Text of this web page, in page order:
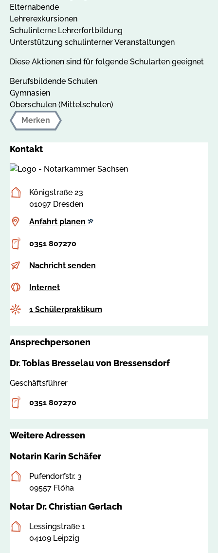
Elternabende
Lehrerexkursionen
Schulinterne Lehrerfortbildung
Unterstützung schulinterner Veranstaltungen
Diese Aktionen sind für folgende Schularten geeignet
Berufsbildende Schulen
Gymnasien
Oberschulen (Mittelschulen)
Merken
Kontakt
Postanschrift
Königstraße 23
01097 Dresden
Anfahrt
Anfahrt planen
Telefon
0351 807270
n
t
r
m
m
r
n
a
a
m
e
r
Nachricht senden
Internet
c
s
6
4
0
Internet
Anzahl
1 Schülerpraktikum
Ansprechpersonen
Dr. Tobias Bresselau von Bressensdorf
Geschäftsführer
Telefon
0351 807270
Weitere Adressen
Notarin Karin Schäfer
Postanschrift
Pufendorfstr. 3
09557 Flöha
Notar Dr. Christian Gerlach
Postanschrift
Lessingstraße 1
04109 Leipzig